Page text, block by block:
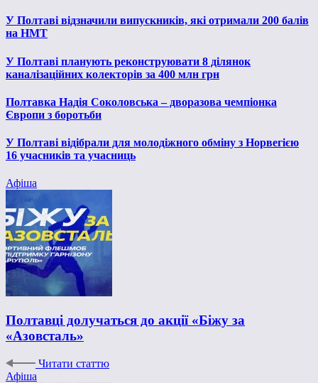
У Полтаві відзначили випускників, які отримали 200 балів
на НМТ
У Полтаві планують реконструювати 8 ділянок
каналізаційних колекторів за 400 млн грн
Полтавка Надія Соколовська – дворазова чемпіонка
Європи з боротьби
У Полтаві відібрали для молодіжного обміну з Норвегією
16 учасників та учасниць
Афіша
Полтавці долучаться до акції «Біжу за
«Азовсталь»
Читати статтю
Афіша